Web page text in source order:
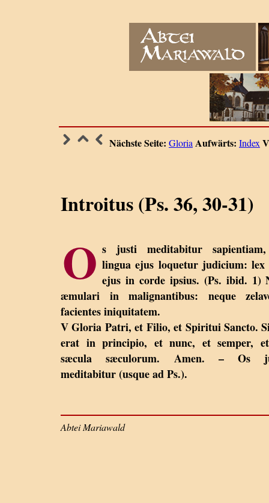
Nächste Seite: Gloria Aufwärts: Index
Introitus (Ps. 36, 30-31)
O s justi meditabitur
lingua ejus loquetur judicium: lex
ejus in corde ipsius. (Ps. ibid. 1)
æmulari in malignantibus: neque
facientes iniquitatem.
V Gloria Patri, et Filio, et Spiritui Sancto.
erat in principio, et nunc, et semper,
sæcula sæculorum. Amen. – Os
meditabitur (usque ad Ps.).
Abtei Mariawald